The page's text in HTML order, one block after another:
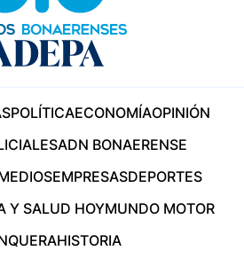
POLÍTICAECONOMÍAOPINIÓN
ADN BONAERENSE
EMPRESASDEPORTES
Y SALUD HOYMUNDO MOTOR
HISTORIA